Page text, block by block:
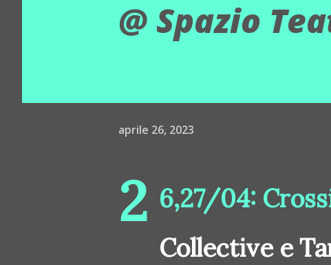
@ Spazio
aprile 26, 2023
2 6,27/04:
Collective e